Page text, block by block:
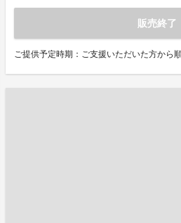
販売終了
ご提供予定時期：ご支援いただいた方から